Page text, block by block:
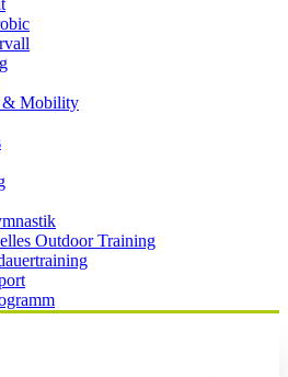
& Mobility
Outdoor Training